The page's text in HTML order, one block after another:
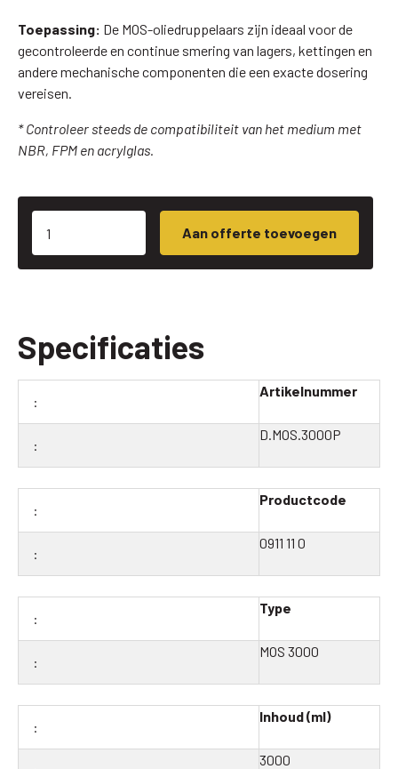
Toepassing: De MOS-oliedruppelaars zijn ideaal voor de
gecontroleerde en continue smering van lagers, kettingen en
andere mechanische componenten die een exacte dosering
vereisen.
* Controleer steeds de compatibiliteit van het medium met
NBR, FPM en acrylglas.
Aan offerte toevoegen
Specificaties
Artikelnummer
D.MOS.3000P
Productcode
0911 11 0
Type
MOS 3000
Inhoud (ml)
3000